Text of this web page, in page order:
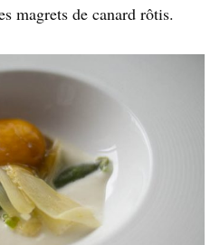
magrets de canard rôtis.